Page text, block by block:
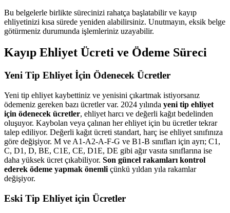
Bu belgelerle birlikte sürecinizi rahatça başlatabilir ve kayıp
ehliyetinizi kısa sürede yeniden alabilirsiniz. Unutmayın, eksik belge
götürmeniz durumunda işlemleriniz uzayabilir.
Kayıp Ehliyet Ücreti ve Ödeme Süreci
Yeni Tip Ehliyet İçin Ödenecek Ücretler
Yeni tip ehliyet kaybettiniz ve yenisini çıkartmak istiyorsanız
ödemeniz gereken bazı ücretler var. 2024 yılında yeni tip ehliyet
için ödenecek ücretler, ehliyet harcı ve değerli kağıt bedelinden
oluşuyor. Kaybolan veya çalınan her ehliyet için bu ücretler tekrar
talep ediliyor. Değerli kağıt ücreti standart, harç ise ehliyet sınıfınıza
göre değişiyor. M ve A1-A2-A-F-G ve B1-B sınıfları için ayrı; C1,
C, D1, D, BE, C1E, CE, D1E, DE gibi ağır vasıta sınıflarına ise
daha yüksek ücret çıkabiliyor. Son güncel rakamları kontrol
ederek ödeme yapmak önemli çünkü yıldan yıla rakamlar
değişiyor.
Eski Tip Ehliyet için Ücretler